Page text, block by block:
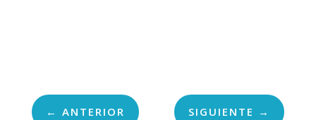
← ANTERIOR SIGUIENTE →